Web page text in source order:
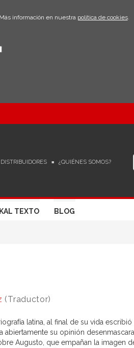
información en nuestra política de cookies.
DISTRIBUIDORES ¿QUIÉNES SOMOS?
TEXTO BLOG
(Traductor)
latina, al final de su vida
abiertamente su opinión
Augusto, que empañan la imagen